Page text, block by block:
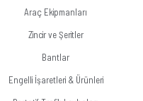
Araç Ekipmanları
Zincir ve Şeritler
Bantlar
Engelli İşaretleri & Ürünleri